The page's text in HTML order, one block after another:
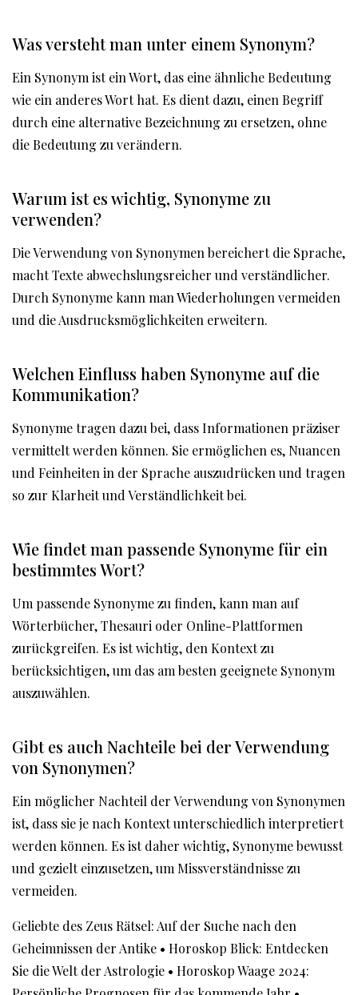
Was versteht man unter einem Synonym?
Ein Synonym ist ein Wort, das eine ähnliche Bedeutung
wie ein anderes Wort hat. Es dient dazu, einen Begriff
durch eine alternative Bezeichnung zu ersetzen, ohne
die Bedeutung zu verändern.
Warum ist es wichtig, Synonyme zu
verwenden?
Die Verwendung von Synonymen bereichert die Sprache,
macht Texte abwechslungsreicher und verständlicher.
Durch Synonyme kann man Wiederholungen vermeiden
und die Ausdrucksmöglichkeiten erweitern.
Welchen Einfluss haben Synonyme auf die
Kommunikation?
Synonyme tragen dazu bei, dass Informationen präziser
vermittelt werden können. Sie ermöglichen es, Nuancen
und Feinheiten in der Sprache auszudrücken und tragen
so zur Klarheit und Verständlichkeit bei.
Wie findet man passende Synonyme für ein
bestimmtes Wort?
Um passende Synonyme zu finden, kann man auf
Wörterbücher, Thesauri oder Online-Plattformen
zurückgreifen. Es ist wichtig, den Kontext zu
berücksichtigen, um das am besten geeignete Synonym
auszuwählen.
Gibt es auch Nachteile bei der Verwendung
von Synonymen?
Ein möglicher Nachteil der Verwendung von Synonymen
ist, dass sie je nach Kontext unterschiedlich interpretiert
werden können. Es ist daher wichtig, Synonyme bewusst
und gezielt einzusetzen, um Missverständnisse zu
vermeiden.
Geliebte des Zeus Rätsel: Auf der Suche nach den
Geheimnissen der Antike • Horoskop Blick: Entdecken
Sie die Welt der Astrologie • Horoskop Waage 2024: